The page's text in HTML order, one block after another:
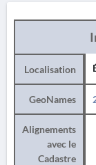
Localisation
GeoNames
Alignements
avec le
Cadastre